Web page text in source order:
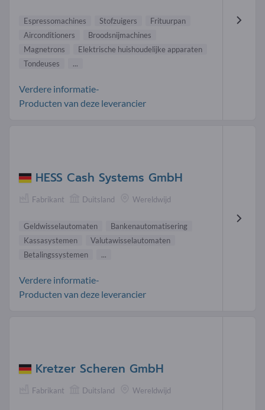
Espressomachines Stofzuigers
Frituurpan
Airconditioners
Broodsnijmachines
Magnetrons
Elektrische huishoudelijke apparaten
Tondeuses
...
Verdere informatie-
Producten van deze leverancier
HESS Cash Systems GmbH
Fabrikant Duitsland Wereldwijd
Geldwisselautomaten
Bankenautomatisering
Kassasystemen
Valutawisselautomaten
Betalingssystemen
...
Verdere informatie-
Producten van deze leverancier
Kretzer Scheren GmbH
Fabrikant Duitsland Wereldwijd